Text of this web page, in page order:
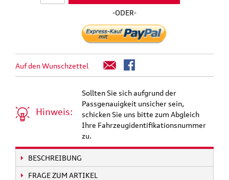
-ODER-
Auf den Wunschzettel
Hinweis:
Sollten Sie sich aufgrund der
Passgenauigkeit unsicher sein,
schicken Sie uns bitte zum Abgleich
Ihre Fahrzeugidentifikationsnummer
zu.
BESCHREIBUNG
FRAGE ZUM ARTIKEL